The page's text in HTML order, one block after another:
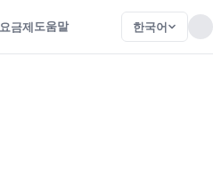
요금제도움말 한국어